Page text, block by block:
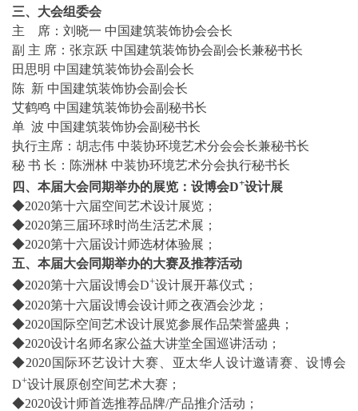
三、大会组委会
主 席：刘晓一 中国建筑装饰协会会长
副 主 席：张京跃 中国建筑装饰协会副会长兼秘书长
田思明 中国建筑装饰协会副会长
陈 新 中国建筑装饰协会副会长
艾鹤鸣 中国建筑装饰协会副秘书长
单 波 中国建筑装饰协会副秘书长
执行主席：胡志伟 中装协环境艺术分会会长兼秘书长
秘 书 长：陈洲林 中装协环境艺术分会执行秘书长
四、本届大会同期举办的展览： 设博会D+设计展
◆2020第十六届空间艺术设计展览；
◆2020第三届环球时尚生活艺术展；
◆2020第十六届设计师选材体验展；
五、本届大会同期举办的大赛及推荐活动
◆2020第十六届设博会D+设计展开幕仪式；
◆2020第十六届设博会设计师之夜酒会沙龙；
◆2020国际空间艺术设计展览参展作品荣誉盛典；
◆2020设计名师名家公益大讲堂全国巡讲活动；
◆2020国际环艺设计大赛、亚太华人设计邀请赛、设博会
D+设计展原创空间艺术大赛；
◆2020设计师首选推荐品牌/产品推介活动；